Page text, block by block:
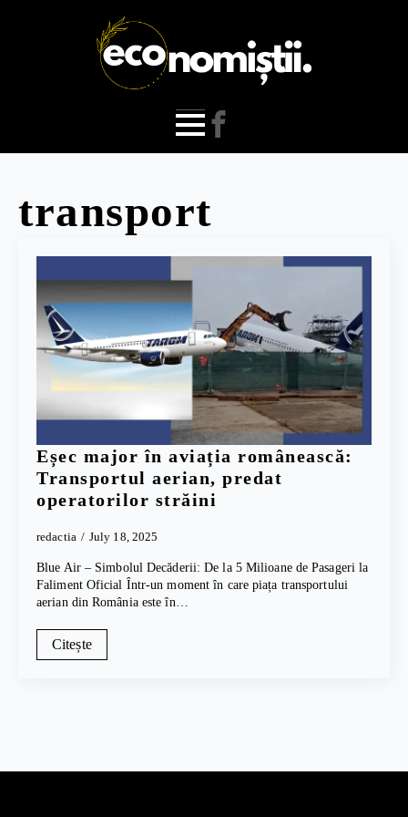
transport
Eșec major în aviația românească:
Transportul aerian, predat
operatorilor străini
redactia July 18, 2025
Blue Air – Simbolul Decăderii: De la 5 Milioane de Pasageri la
Faliment Oficial Într-un moment în care piața transportului
aerian din România este în…
Citește